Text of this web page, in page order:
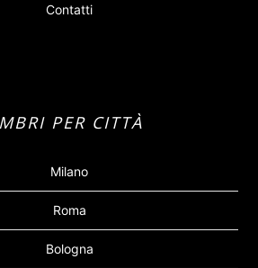
Contatti
PER CITTÀ
Milano
Roma
Bologna